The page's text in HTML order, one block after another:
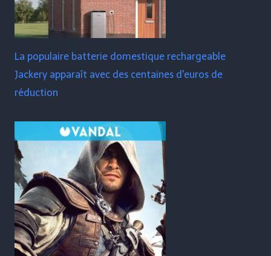
La populaire batterie domestique rechargeable
Jackery apparaît avec des centaines d'euros de
réduction